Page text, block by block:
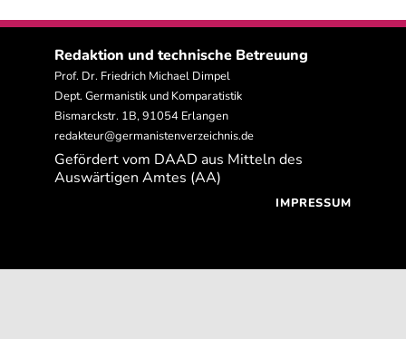
Redaktion und technische Betreuung
Prof. Dr. Friedrich Michael Dimpel
Dept. Germanistik und Komparatistik
Bismarckstr. 1B, 91054 Erlangen
redakteur@germanistenverzeichnis.de
Gefördert vom DAAD aus Mitteln des
Auswärtigen Amtes (AA)
IMPRESSUM